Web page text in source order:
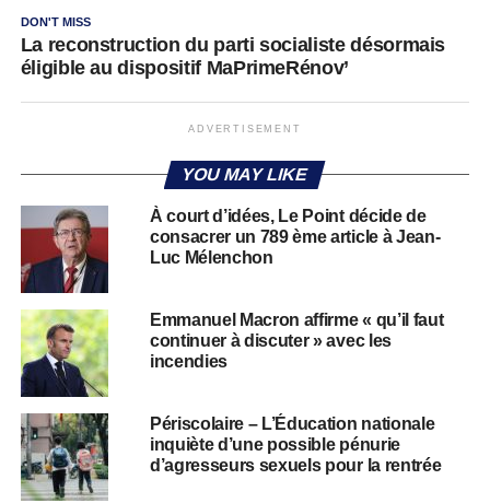
DON'T MISS
La reconstruction du parti socialiste désormais
éligible au dispositif MaPrimeRénov’
ADVERTISEMENT
YOU MAY LIKE
À court d’idées, Le Point décide de
consacrer un 789 ème article à Jean-
Luc Mélenchon
Emmanuel Macron affirme « qu’il faut
continuer à discuter » avec les
incendies
Périscolaire – L’Éducation nationale
inquiète d’une possible pénurie
d’agresseurs sexuels pour la rentrée